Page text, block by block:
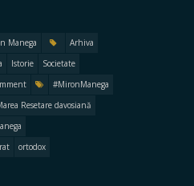
Manega
Arhiva
Istorie
Societate
#MironManega
Resetare davosiană
ortodox